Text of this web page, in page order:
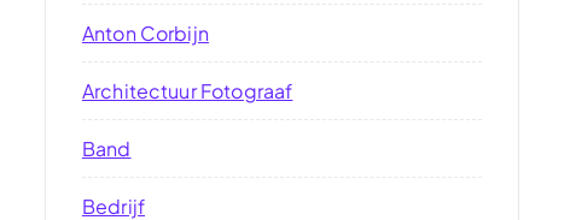
Anton Corbijn
Architectuur Fotograaf
Band
Bedrijf